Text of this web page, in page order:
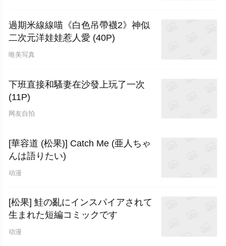
過期米線線喵《白色吊帶襪2》神似
二次元洋娃娃惹人愛 (40P)
唯美写真
下班直接和騷妻在沙發上玩了一次
(11P)
网友自拍
[華容道 (松果)] Catch Me (亜人ちゃ
んは語りたい)
动漫
[松果] 鮭の亂にインスパイアされて
生まれた短編コミックです
动漫